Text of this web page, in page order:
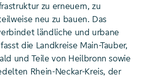
zu erneuern, zu
neu zu bauen. Das
ländliche und urbane
die Landkreise Main-Tauber,
und Teile von Heilbronn sowie
Rhein-Neckar-Kreis, der